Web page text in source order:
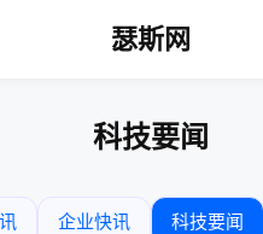
瑟斯网
科技要闻
企业快讯 科技要闻